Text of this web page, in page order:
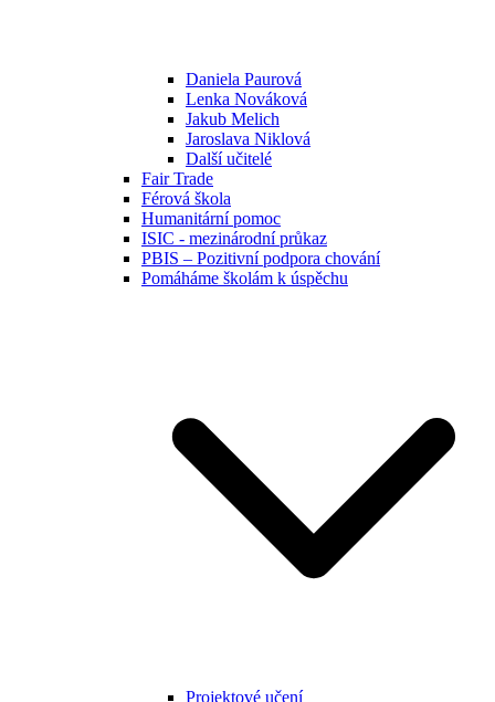
Daniela Paurová
Lenka Nováková
Jakub Melich
Jaroslava Niklová
Další učitelé
Fair Trade
Férová škola
Humanitární pomoc
ISIC - mezinárodní průkaz
PBIS – Pozitivní podpora chování
Pomáháme školám k úspěchu
Projektové učení